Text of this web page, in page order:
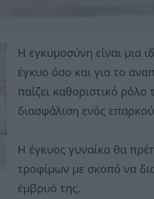
Η εγκυμοσύνη είναι μια
έγκυο όσο και για το
παίζει καθοριστικό
διασφάλιση ενός
Η έγκυος γυναίκα θα
τροφίμων με σκοπό να
έμβρυό της.